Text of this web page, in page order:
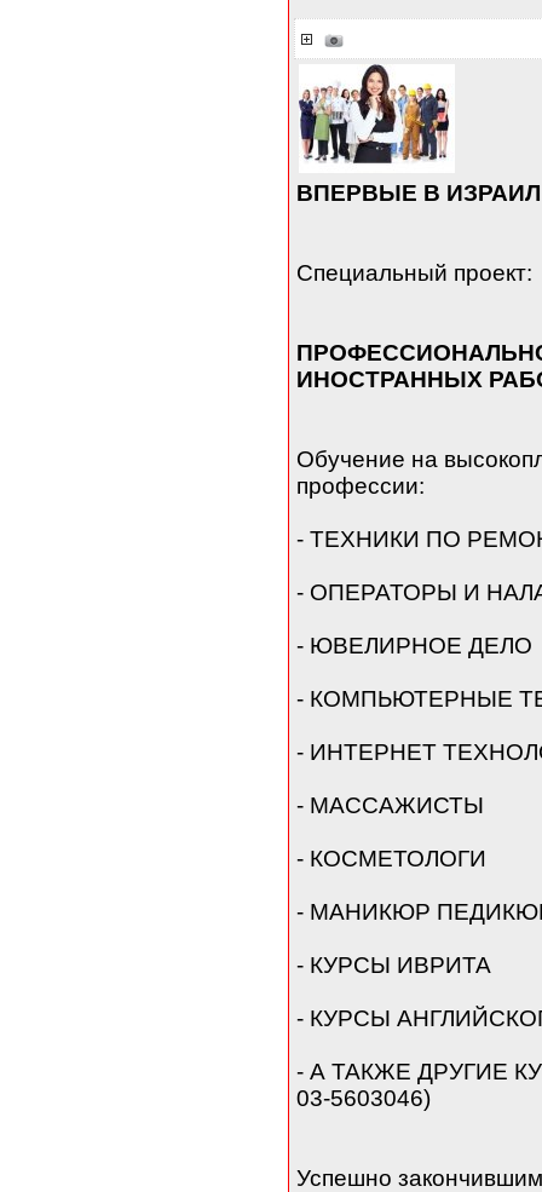
ВПЕРВЫЕ В
Специальный проект:
ИНОСТРАННЫХ
Обучение на
профессии:
- ТЕХНИКИ ПО
- ОПЕРАТОРЫ И
- ЮВЕЛИРНОЕ ДЕЛО
- КОМПЬЮТЕРНЫЕ
- ИНТЕРНЕТ
- МАССАЖИСТЫ
- КОСМЕТОЛОГИ
- МАНИКЮР
- КУРСЫ ИВРИТА
- КУРСЫ
- А ТАКЖЕ ДРУГИЕ
03-5603046)
Успешно